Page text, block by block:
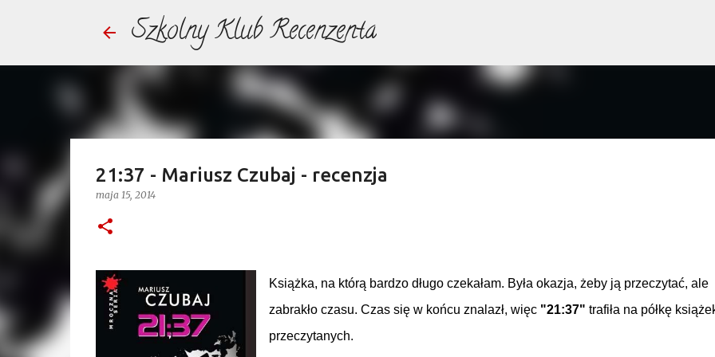
Szkolny Klub Recenzenta
21:37 - Mariusz Czubaj - recenzja
maja 15, 2014
Książka, na którą bardzo długo czekałam. Była okazja, żeby ją przeczytać, ale
zabrakło czasu. Czas się w końcu znalazł, więc "21:37" trafiła na półkę
przeczytanych.